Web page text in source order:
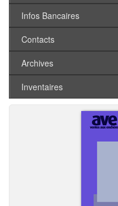
Infos Bancaires
Contacts
Archives
Inventaires